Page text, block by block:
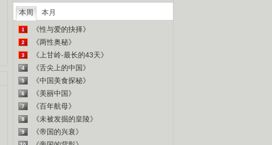
本周 本月
1 《性与爱的抉择》
2 《两性奥秘》
3 《上甘岭-最长的43天》
4 《舌尖上的中国》
5 《中国美食探秘》
6 《美丽中国》
7 《百年航母》
8 《未被发掘的皇陵》
9 《帝国的兴衰》